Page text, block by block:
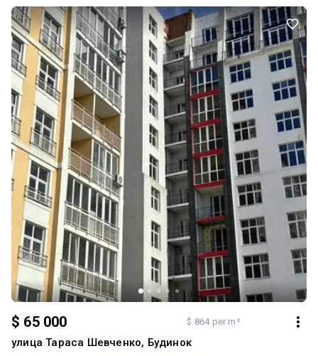
кімнати, роздільний санвузол, що ідеально підійдуть як для сім’ї,
так і для інвестиції під оренду. Стан — 0 цикл, що дозволяє
реалізувати власний дизайн-проєкт без зайвих витрат на
демонтаж. Наповнення від забудовника: чорнова штукатурка
стін монолітні перекриття якісні металопластикові вікна
(двокамерний склопакет, 5-камерний профіль) надійні вхідні
двері індивідуальне газове опалення (двоконтурний котел)
розведені комунікації встановлені лічильники Додатковий бонус
— комора на цокольному поверсі площею 6,81 м², що ідеально
підійде для зберігання речей. Це сучасний житловий комплекс
малоповерхової забудови, який поєднує комфорт міського
життя та затишок передмістя. Проєкт передбачає: закриту
територію озеленення та зони відпочинку безпечний внутрішній
простір для мешканців малу щільність забудови Локація — одна
з ключових переваг: зручний доїзд до центру Львова, поруч вул.
Зелена, активно розвивається інфраструктура, спокійний район
без міського шуму. Здача будинку — червень 2027 року. В будинку
проводять оздоблювані роботи. Чудовий варіант як для
власного проживання, так і для інвестиції на етапі будівництва.
$ 65 000 $ 864 per m²
улица Тараса Шевченко, Будинок